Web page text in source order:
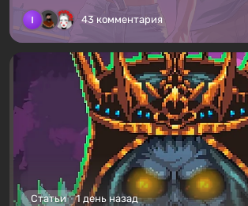
43 комментария
Статьи 1 день назад